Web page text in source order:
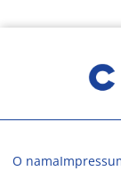
O nama